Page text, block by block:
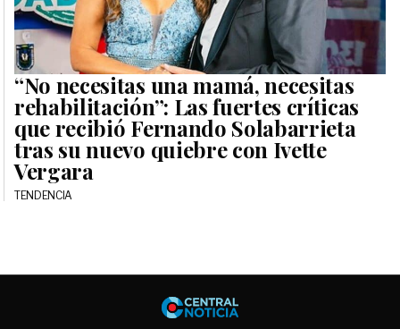
“No necesitas una mamá, necesitas
rehabilitación”: Las fuertes críticas
que recibió Fernando Solabarrieta
tras su nuevo quiebre con Ivette
Vergara
TENDENCIA
Central